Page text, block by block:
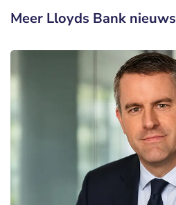
Meer Lloyds Bank nieuws